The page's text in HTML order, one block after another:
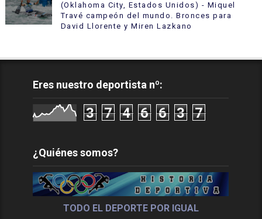
(Oklahoma City, Estados Unidos) - Miquel
Travé campeón del mundo. Bronces para
David Llorente y Miren Lazkano
Eres nuestro deportista nº:
3 7 4 6 6 3 7
¿Quiénes somos?
TODO EL DEPORTE POR IGUAL